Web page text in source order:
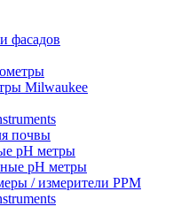
фасадов
Milwaukee
почвы
pH метры
pH метры
/ измерители PPM